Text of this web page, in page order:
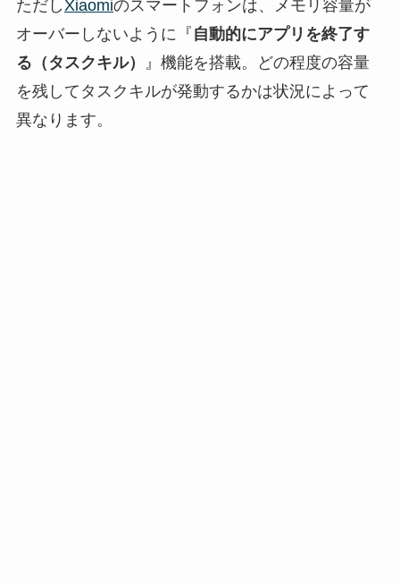
ただしXiaomiのスマートフォンは、メモリ容量が
オーバーしないように『 自動的にアプリを終了す
る（タスクキル）
』機能を搭載。どの程度の容量
を残してタスクキルが発動するかは状況によって
異なります。